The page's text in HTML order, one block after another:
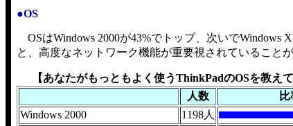
●OS
OSはWindows 2000が43%でトップ、次いでWindows
と、高度なネットワーク機能が重要視されていることが
【あなたがもっともよく使うThinkPadのOSを教えて
人数
Windows 2000
1198人